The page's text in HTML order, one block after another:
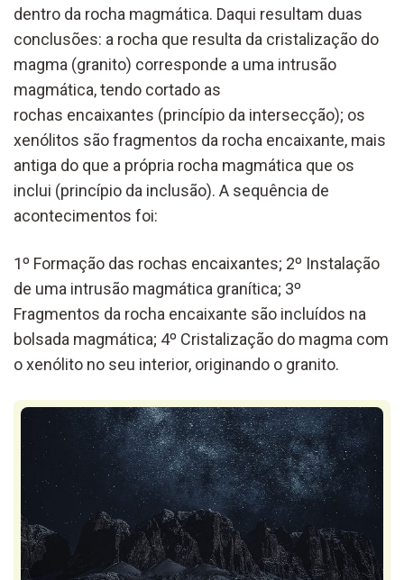
dentro da rocha magmática. Daqui resultam duas
conclusões: a rocha que resulta da cristalização do
magma (granito) corresponde a uma intrusão
magmática, tendo cortado as
rochas encaixantes (princípio da intersecção); os
xenólitos sãofragmentos da rocha encaixante, mais
antiga do que a própria rocha magmática que os
inclui (princípio da inclusão). A sequência de
acontecimentos foi:
1º Formação das rochas encaixantes; 2º Instalação
de uma intrusão magmática granítica; 3º
Fragmentos da rocha encaixante são incluídos na
bolsada magmática; 4º Cristalização do magma com
o xenólito no seu interior, originando o granito.